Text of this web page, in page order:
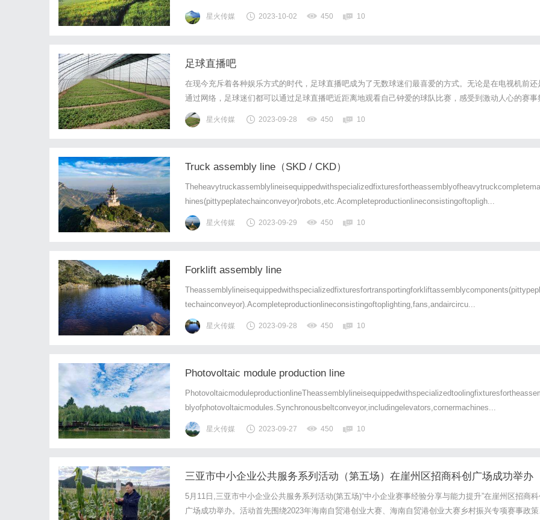
生产各种生产线，广泛用于汽车、家用电器、低压电器、高压电器及汽摩配等和电力设施的生产。摩托
装配线（SKD/CKD）、轿车和SUV装配线、ATV装配线、拖拉机装配线、皮卡装配线、...
星火传媒 2023-10-02 450 10
足球直播吧
在现今充斥着各种娱乐方式的时代，足球直播吧成为了无数球迷们最喜爱的方式。无论是在电视机前还
通过网络，足球迷们都可以通过足球直播吧近距离地观看自己钟爱的球队比赛，感受到激动人心的赛事
围。足球直播吧的出现，极大地方便了球迷们的观赛体验。无论是国内还是国际比赛，只要有网络连接
球迷们就能够轻松地通过足球直播吧实时观看比赛。不论自己身在何处，只要打开足球直播吧，...
星火传媒 2023-09-28 450 10
Truck assembly line（SKD / CKD）
hines(pittypeplatechainconveyor)robots,etc.Acompleteproductionlineconsistingoftopligh...
星火传媒 2023-09-29 450 10
Forklift assembly line
techainconveyor).Acompleteproductionlineconsistingoftoplighting,fans,andaircircu...
星火传媒 2023-09-28 450 10
Photovoltaic module production line
blyofphotovoltaicmodules.Synchronousbeltconveyor,includingelevators,cornermachines...
星火传媒 2023-09-27 450 10
三亚市中小企业公共服务系列活动（第五场）在崖州区招商科创广场成功举办
5月11日,三亚市中小企业公共服务系列活动(第五场)“中小企业赛事经验分享与能力提升”在崖州区招商科
广场成功举办。活动首先围绕2023年海南自贸港创业大赛、海南自贸港创业大赛乡村振兴专项赛事政策